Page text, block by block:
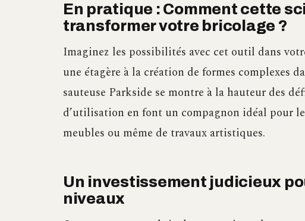
En pratique : Comment cette
transformer votre bricolage ?
Imaginez les possibilités avec cet outil dans
une étagère à la création de formes complexes
sauteuse Parkside se montre à la hauteur des
d’utilisation en font un compagnon idéal pour
meubles ou même de travaux artistiques.
Un investissement judicieux
niveaux